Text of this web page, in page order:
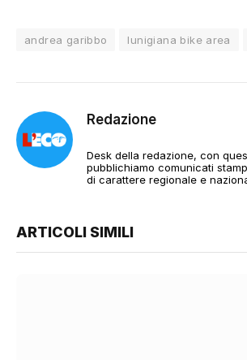
andrea garibbo lunigiana bike area
Redazione
Desk della redazione, con
pubblichiamo comunicati
di carattere regionale e
ARTICOLI SIMILI